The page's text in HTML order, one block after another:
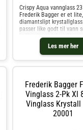
Les mer her
Crispy Aqua vannglass
Frederik Bagger er et lite,
diamantslipt
passer like godt til vann
kaffe eller drinker. Glasset
produsert i holdbar
tilsatt bly, og den
overflaten fanger lyset på
Frederik Bagger
Vinglass 2-Pk Xl
Vinglass Krystall
20001